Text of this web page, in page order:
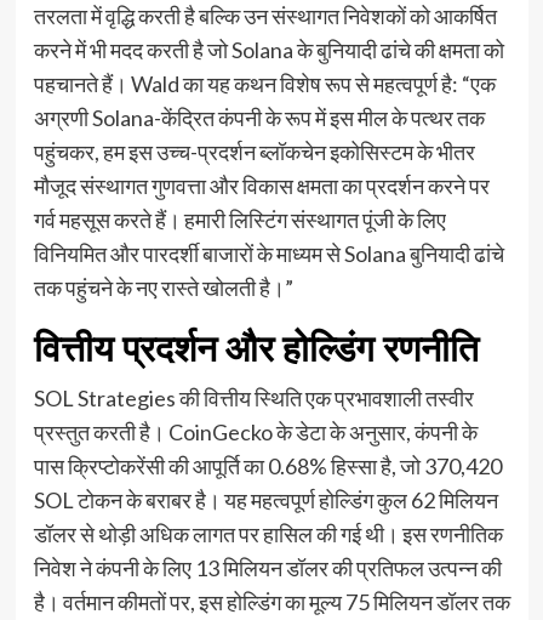
तरलता में वृद्धि करती है बल्कि उन संस्थागत निवेशकों को आकर्षित
करने में भी मदद करती है जो Solana के बुनियादी ढांचे की क्षमता को
पहचानते हैं। Wald का यह कथन विशेष रूप से महत्वपूर्ण है: “एक
अग्रणी Solana-केंद्रित कंपनी के रूप में इस मील के पत्थर तक
पहुंचकर, हम इस उच्च-प्रदर्शन ब्लॉकचेन इकोसिस्टम के भीतर
मौजूद संस्थागत गुणवत्ता और विकास क्षमता का प्रदर्शन करने पर
गर्व महसूस करते हैं। हमारी लिस्टिंग संस्थागत पूंजी के लिए
विनियमित और पारदर्शी बाजारों के माध्यम से Solana बुनियादी ढांचे
तक पहुंचने के नए रास्ते खोलती है।”
वित्तीय प्रदर्शन और होल्डिंग रणनीति
SOL Strategies की वित्तीय स्थिति एक प्रभावशाली तस्वीर
प्रस्तुत करती है। CoinGecko के डेटा के अनुसार, कंपनी के
पास क्रिप्टोकरेंसी की आपूर्ति का 0.68% हिस्सा है, जो 370,420
SOL टोकन के बराबर है। यह महत्वपूर्ण होल्डिंग कुल 62 मिलियन
डॉलर से थोड़ी अधिक लागत पर हासिल की गई थी। इस रणनीतिक
निवेश ने कंपनी के लिए 13 मिलियन डॉलर की प्रतिफल उत्पन्न की
है। वर्तमान कीमतों पर, इस होल्डिंग का मूल्य 75 मिलियन डॉलर तक